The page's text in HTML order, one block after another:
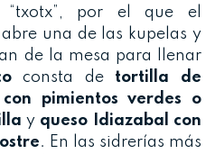
por el que el
una de las kupelas y
de la mesa para llenar
consta detortilla de
pimientos verdes o
y queso Idiazabal con
. En las sidrerías más